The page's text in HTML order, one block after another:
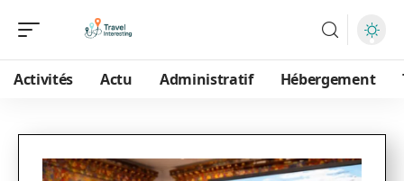
Activités Actu Administratif Hébergement